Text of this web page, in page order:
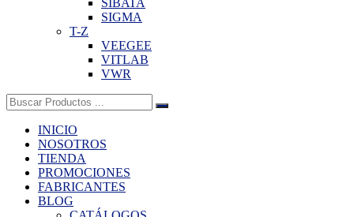
SIBATA
SIGMA
T-Z
VEEGEE
VITLAB
VWR
Buscar:
INICIO
NOSOTROS
TIENDA
PROMOCIONES
FABRICANTES
BLOG